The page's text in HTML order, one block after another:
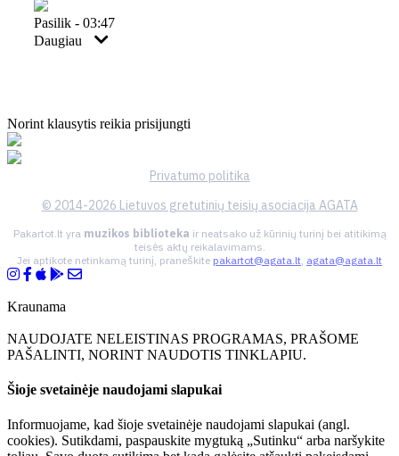
Pasilik - 03:47
Daugiau
Norint klausytis reikia prisijungti
Privatumo politika
© 2014-2026 Lietuvos gretutinių teisių asociacija AGATA
Pakartot.lt yra muzikos biblioteka ir neatsako už kūrinių turinį bei atitikimą
teisės aktų reikalavimams.
Jei aptikote netinkamą turinį, praneškite pakartot@agata.lt agata@agata.lt
Kraunama
NAUDOJATE NELEISTINAS PROGRAMAS, PRAŠOME
PAŠALINTI, NORINT NAUDOTIS TINKLAPIU.
Šioje svetainėje naudojami slapukai
Informuojame, kad šioje svetainėje naudojami slapukai (angl.
cookies). Sutikdami, paspauskite mygtuką „Sutinku“ arba naršykite